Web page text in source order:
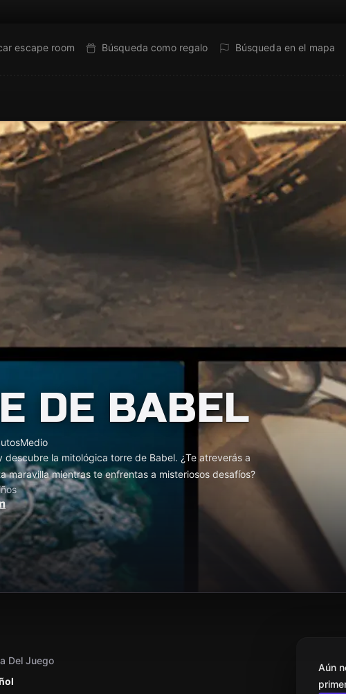
escape room Búsqueda como regalo Búsqueda en el mapa
DE BABEL
Medio
la mitológica torre de Babel. ¿Te atreverás a
maravilla mientras te enfrentas a misteriosos desafíos?
Del Juego
Aún